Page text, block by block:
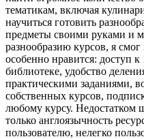
тематикам, включая
научиться готовить
предметы своими руками и
разнообразию курсов, я
особенно нравится: доступ
библиотеке, удобство
практическими заданиями,
собственных курсов,
любому курсу. Недостатком
только англоязычность
пользователю, нелегко